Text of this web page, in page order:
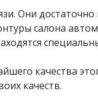
Они достаточно
салона
качества
качеств.